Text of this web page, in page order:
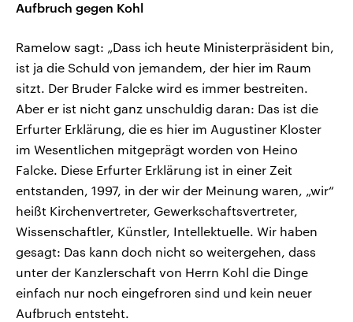
Aufbruch gegen Kohl
Ramelow sagt: „Dass ich heute Ministerpräsident bin,
ist ja die Schuld von jemandem, der hier im Raum
sitzt. Der Bruder Falcke wird es immer bestreiten.
Aber er ist nicht ganz unschuldig daran: Das ist die
Erfurter Erklärung, die es hier im Augustiner Kloster
im Wesentlichen mitgeprägt worden von Heino
Falcke. Diese Erfurter Erklärung ist in einer Zeit
entstanden, 1997, in der wir der Meinung waren, „wir“
heißt Kirchenvertreter, Gewerkschaftsvertreter,
Wissenschaftler, Künstler, Intellektuelle. Wir haben
gesagt: Das kann doch nicht so weitergehen, dass
unter der Kanzlerschaft von Herrn Kohl die Dinge
einfach nur noch eingefroren sind und kein neuer
Aufbruch entsteht.